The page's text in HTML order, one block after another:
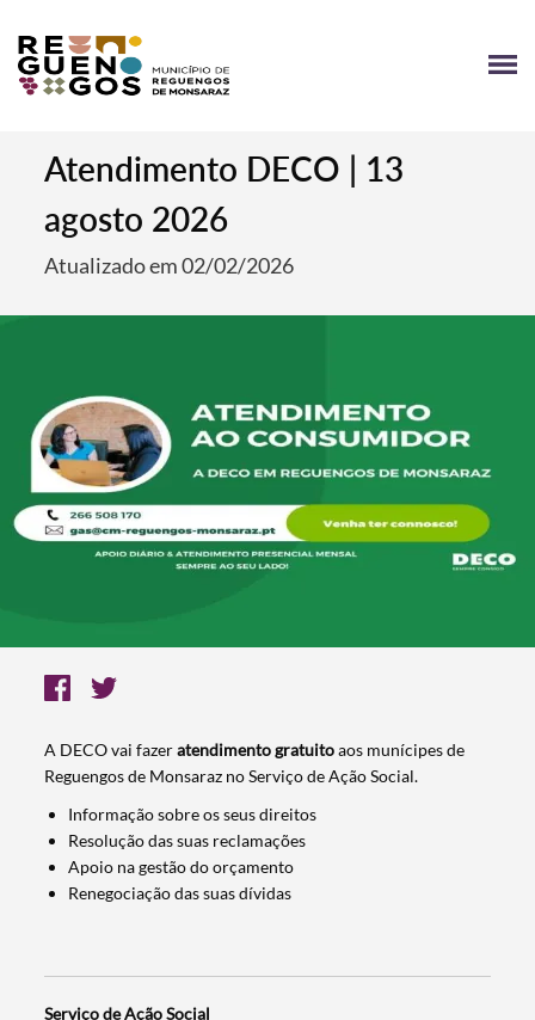
Atendimento DECO | 13
agosto 2026
Atualizado em 02/02/2026
A DECO vai fazeratendimento gratuitoaos munícipes de
Reguengos de Monsaraz no Serviço de Ação Social.
Informação sobre os seus direitos
Resolução das suas reclamações
Apoio na gestão do orçamento
Renegociação das suas dívidas
Serviço de Ação Social